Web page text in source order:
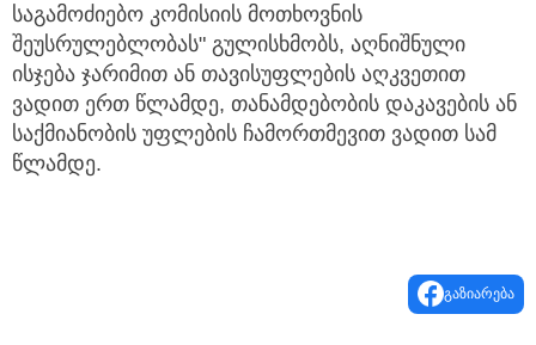
საგამოძიებო კომისიის მოთხოვნის
შეუსრულებლობას" გულისხმობს, აღნიშნული
ისჯება ჯარიმით ან თავისუფლების აღკვეთით
ვადით ერთ წლამდე, თანამდებობის დაკავების ან
საქმიანობის უფლების ჩამორთმევით ვადით სამ
წლამდე.
გაზიარება